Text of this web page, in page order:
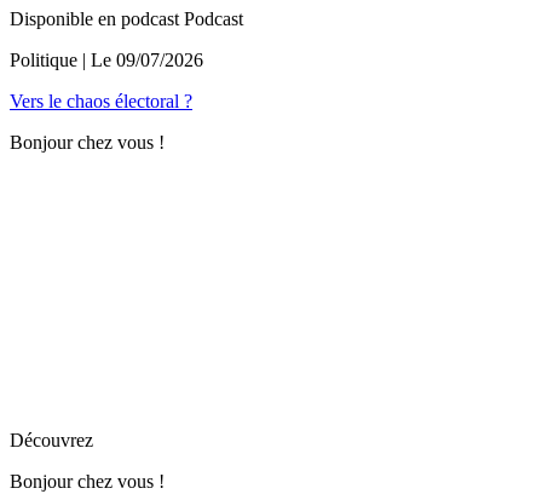
Disponible en podcast Podcast
Politique | Le 09/07/2026
Vers le chaos électoral ?
Bonjour chez vous !
Découvrez
Bonjour chez vous !